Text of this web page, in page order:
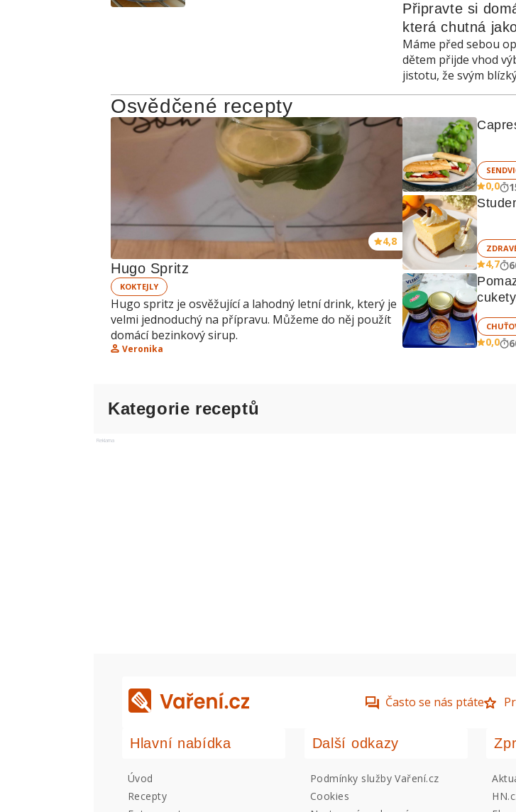
Připravte si
která chutná
Máme před sebou
dětem přijde vhod
jistotu, že svým
zmrzlinu, připravte
Osvědčené recepty
4,8
Hugo Spritz
KOKTEJLY
Hugo spritz je osvěžující a lahodný letní drink, který je
velmi jednoduchý na přípravu. Můžeme do něj použít
domácí bezinkový sirup.
Veronika
0,0
4,7
0,0
Kategorie receptů
Reklama
Často se nás ptáte
Hlavní nabídka
Úvod
Recepty
Další odkazy
Podmínky služby Vaření.cz
Cookies